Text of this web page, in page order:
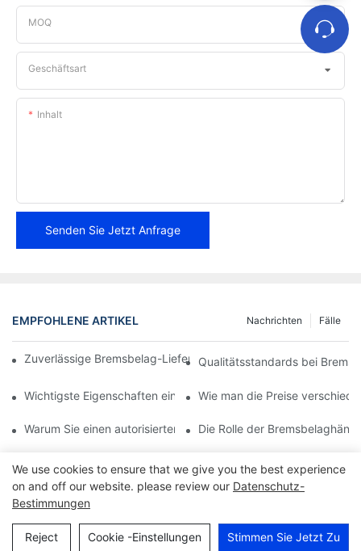
MOQ
Geschäftsart
Inhalt
Senden Sie Jetzt Anfrage
EMPFOHLENE ARTIKEL Fälle
Nachrichten
Zuverlässige Bremsbelag-Lieferanten für Ihr Unternehmen
Qualitätsstandards bei
Wichtigste Eigenschaften eines zuverlässigen
Wie man die Preise
Warum Sie einen autorisierten Bremsbelaghändler wählen
Die Rolle der
We use cookies to ensure that we give you the best experience
on and off our website. please review our Datenschutz-
Bestimmungen
Reject Cookie -Einstellungen Stimmen Sie Jetzt Zu